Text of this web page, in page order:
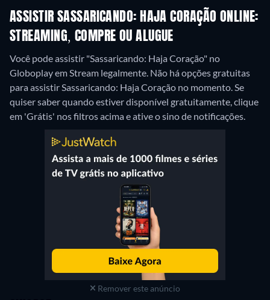
ASSISTIR SASSARICANDO: HAJA CORAÇÃO ONLINE:
STREAMING, COMPRE OU ALUGUE
Você pode assistir "Sassaricando: Haja Coração" no
Globoplay em Stream legalmente. Não há opções gratuitas
para assistir Sassaricando: Haja Coração no momento. Se
quiser saber quando estiver disponível gratuitamente, clique
em 'Grátis' nos filtros acima e ative o sino de notificações.
Remover este anúncio